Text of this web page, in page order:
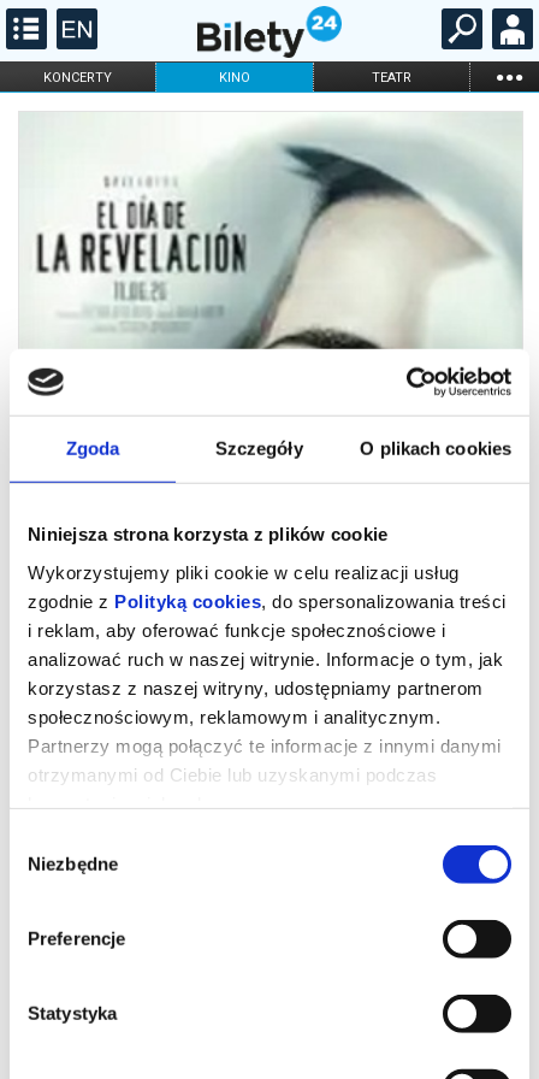
Zgoda Szczegóły O plikach cookies
Niniejsza strona korzysta z plików cookie
Wykorzystujemy pliki cookie w celu realizacji usług
zgodnie z Polityką cookies , do spersonalizowania treści
i reklam, aby oferować funkcje społecznościowe i
analizować ruch w naszej witrynie. Informacje o tym, jak
korzystasz z naszej witryny, udostępniamy partnerom
społecznościowym, reklamowym i analitycznym.
Partnerzy mogą połączyć te informacje z innymi danymi
otrzymanymi od Ciebie lub uzyskanymi podczas
zgody
Niezbędne
Preferencje
Statystyka
KONCERTY KINO TEATR ...
FILHARMONIA OPERA I BALET
*******